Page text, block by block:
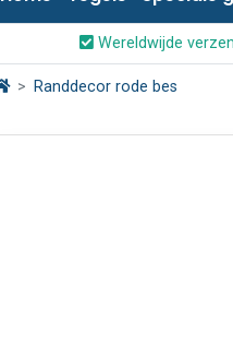
Wereldwijde
Randdecor rode bes